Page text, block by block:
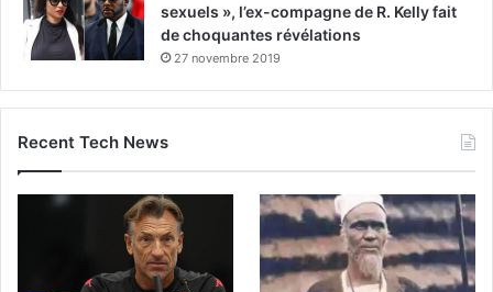
sexuels », l’ex-compagne de R. Kelly fait
de choquantes révélations
27 novembre 2019
Recent Tech News